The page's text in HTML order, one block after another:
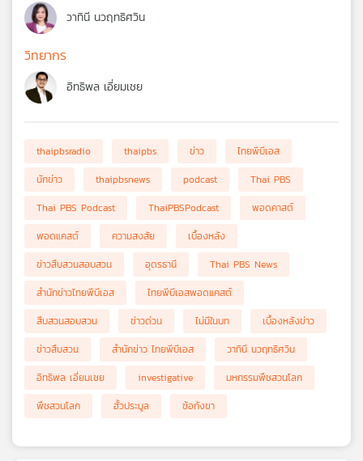
วาทินี นวฤทธิศวิน
วิทยากร
อิทธิพล เอี่ยมเชย
thaipbsradio thaipbs ข่าว
ไทยพีบีเอส
นักข่าว
thaipbsnews podcast
Thai PBS
Thai PBS Podcast
ThaiPBSPodcast
พอดคาสต์
พอดแคสต์
ความสงสัย
เบื้องหลัง
ข่าวสืบสวนสอบสวน
อุดรธานี
Thai PBS News
สำนักข่าวไทยพีบีเอส
ไทยพีบีเอสพอดแคสต์
สืบสวนสอบสวน
ข่าวด่วน ไม่มีในบท
เบื้องหลังข่าว
ข่าวสืบสวน
สำนักข่าว ไทยพีบีเอส
วาทินี นวฤทธิศวิน
อิทธิพล เอี่ยมเชย
investigative
มหกรรมพืชสวนโลก
พืชสวนโลก
ฮั้วประมูล ข้อกังขา